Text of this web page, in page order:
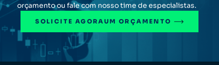
orçamento ou fale com nosso time de especialistas.
SOLICITE AGORAUM ORÇAMENTO